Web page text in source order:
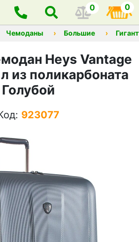
0 0
Чемоданы Большие
Heys Vantage
из поликарбоната
Голубой
923077